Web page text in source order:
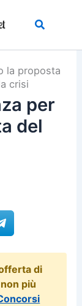
la proposta
crisi
per
del
di
più